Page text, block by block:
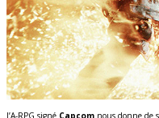
l’A-RPG signé Capcom nous donne de